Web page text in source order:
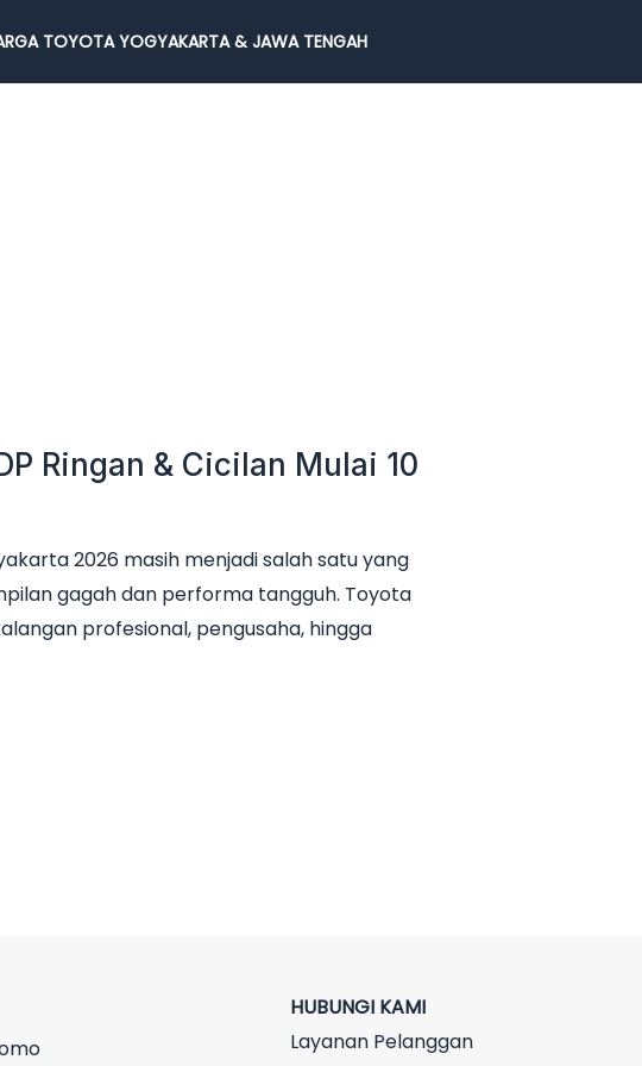
TOYOTA YOGYAKARTA & JAWA TENGAH
Ringan & Cicilan Mulai 10
2026 masih menjadi salah satu yang
gagah dan performa tangguh. Toyota
profesional, pengusaha, hingga
HUBUNGI KAMI
Layanan Pelanggan